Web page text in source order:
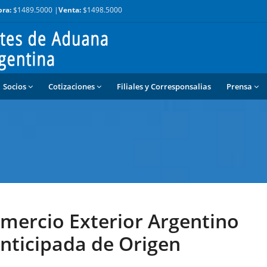
$1489.5000 |Venta:$1498.5000
Socios Cotizaciones Filiales y Corresponsalias Prensa
Exterior Argentino
de Origen